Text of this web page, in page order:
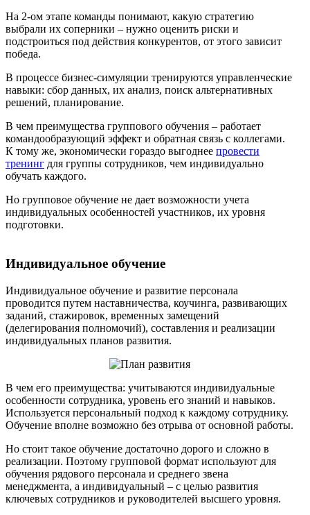
На 2-ом этапе команды понимают, какую стратегию
выбрали их соперники – нужно оценить риски и
подстроиться под действия конкурентов, от этого зависит
победа.
В процессе бизнес-симуляции тренируются управленческие
навыки: сбор данных, их анализ, поиск альтернативных
решений, планирование.
В чем преимущества группового обучения – работает
командообразующий эффект и обратная связь с коллегами.
К тому же, экономически гораздо выгоднее провести
тренинг для группы сотрудников, чем индивидуально
обучать каждого.
Но групповое обучение не дает возможности учета
индивидуальных особенностей участников, их уровня
подготовки.
Индивидуальное обучение
Индивидуальное обучение и развитие персонала
проводится путем наставничества, коучинга, развивающих
заданий, стажировок, временных замещений
(делегирования полномочий), составления и реализации
индивидуальных планов развития.
В чем его преимущества: учитываются индивидуальные
особенности сотрудника, уровень его знаний и навыков.
Используется персональный подход к каждому сотруднику.
Обучение вполне возможно без отрыва от основной работы.
Но стоит такое обучение достаточно дорого и сложно в
реализации. Поэтому групповой формат используют для
обучения рядового персонала и среднего звена
менеджмента, а индивидуальный – с целью развития
ключевых сотрудников и руководителей высшего уровня.